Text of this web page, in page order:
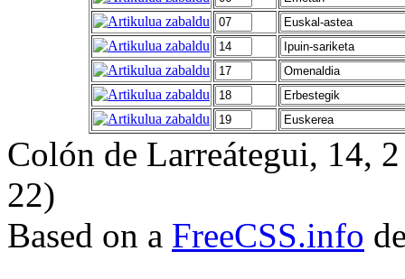
Colón de Larreátegui, 14,
22)
Based on a FreeCSS.info